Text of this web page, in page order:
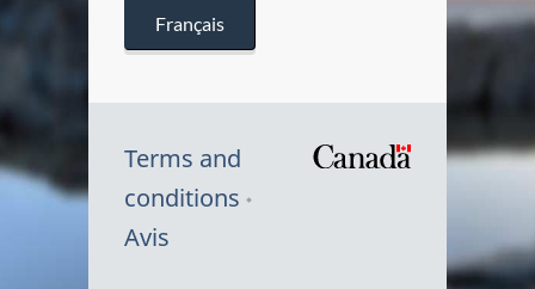
Français
Terms and
conditions
Avis